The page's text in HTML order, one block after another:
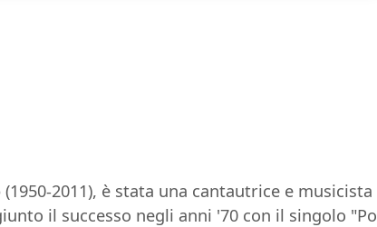
2011), è stata una cantautrice e
il successo negli anni '70 con il singolo